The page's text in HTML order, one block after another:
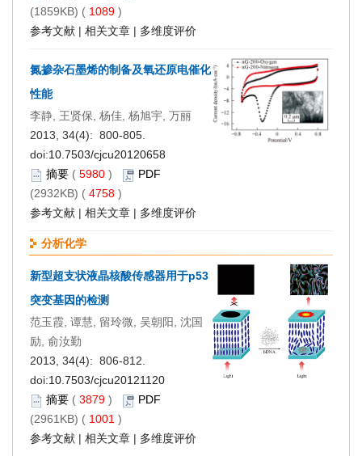
(1859KB) ( 1089 )
参考文献 | 相关文章 | 多维度评价
氮掺杂石墨烯的制备及氧还原电催化
性能
李静, 王贤保, 杨佳, 杨旭宇, 万丽
2013, 34(4): 800-805.
doi:10.7503/cjcu20120658
摘要 ( 5980 )
PDF
(2932KB) ( 4758 )
参考文献 | 相关文章 | 多维度评价
分析化学
新型超支状液晶核酸传感器用于p53
突变基因的检测
范玉霞, 谭慧, 留玲微, 吴朝阳, 沈国
励, 俞汝勤
2013, 34(4): 806-812.
doi:10.7503/cjcu20121120
摘要 ( 3879 )
PDF
(2961KB) ( 1001 )
参考文献 | 相关文章 | 多维度评价